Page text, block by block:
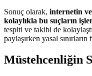
Sonuç olarak, internetin
kolaylıkla bu suçların
tespiti ve takibi de
paylaşırken yasal
Müstehcenliğin